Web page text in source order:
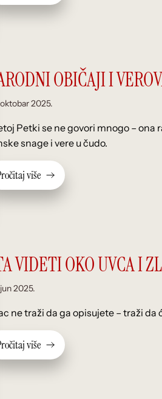
OBIČAJI I
2025.
Petki se ne govori mnogo –
snage i vere u čudo.
ročitajviše
VIDETI OKO UVCA I
2025.
ne traži da ga opisujete – traži
ročitajviše